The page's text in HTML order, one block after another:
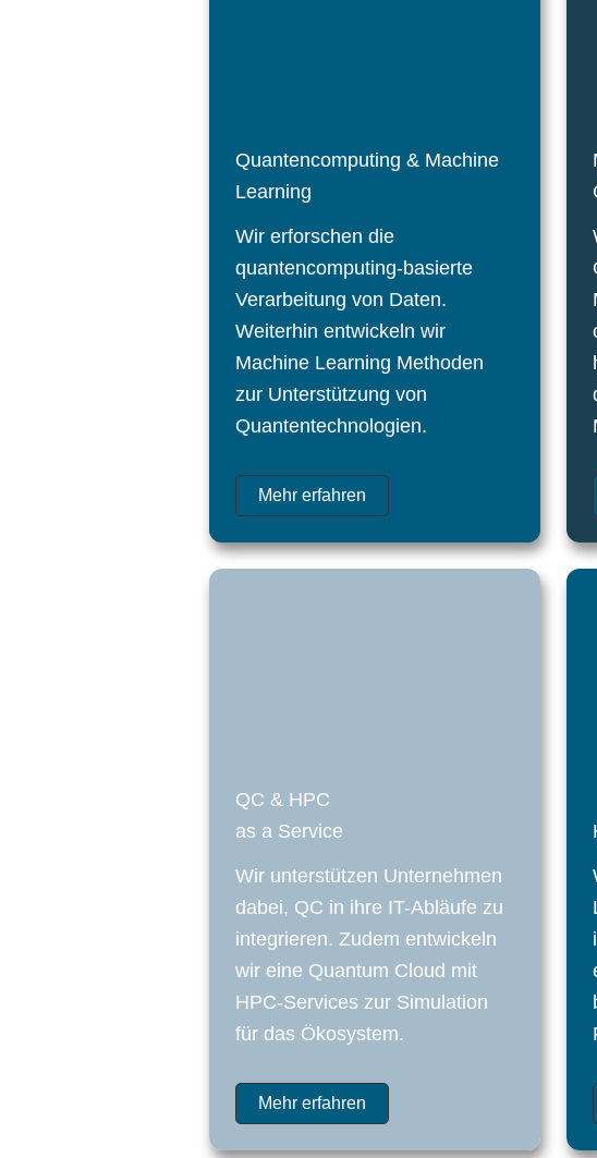
Quantencomputing & Machine
Learning
Wir erforschen die
quantencomputing-basierte
Verarbeitung von Daten.
Weiterhin entwickeln wir
Machine Learning Methoden
zur Unterstützung von
Quantentechnologien.
Mehr erfahren
QC & HPC
as a Service
Wir unterstützen Unternehmen
dabei, QC in ihre IT-Abläufe zu
integrieren. Zudem entwickeln
wir eine Quantum Cloud mit
HPC-Services zur Simulation
für das Ökosystem.
Mehr erfahren